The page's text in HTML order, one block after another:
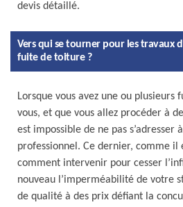
devis détaillé.
Vers qui se tourner pour les travaux
fuite de toiture ?
Lorsque vous avez une ou plusieurs
vous, et que vous allez procéder à
est impossible de ne pas s’adresser
professionnel. Ce dernier, comme il
comment intervenir pour cesser
nouveau l’imperméabilité de votre
de qualité à des prix défiant la